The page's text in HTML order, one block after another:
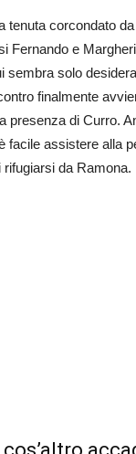
tenuta corcondato
Fernando e
sembra solo
finalmente
presenza di Curro.
facile assistere alla
da Ramona.